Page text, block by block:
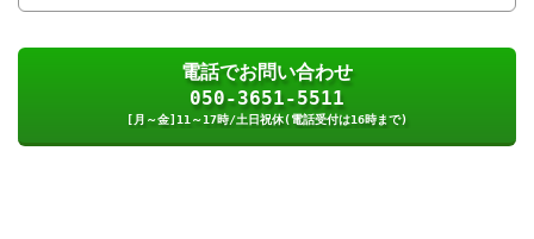
電話でお問い合わせ
050-3651-5511
[月～金]11～17時/土日祝休(電話受付は16時まで)